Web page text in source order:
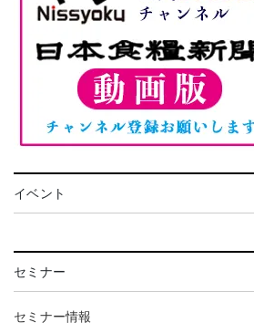
イベント
セミナー
セミナー情報